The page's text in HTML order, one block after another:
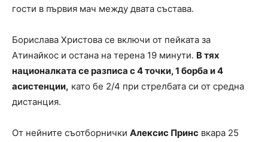
гости в първия мач между двата състава.
Борислава Христова се включи от пейката за
Атинайкос и остана на терена 19 минути. В тях
националката се разписа с 4 точки, 1 борба и 4
асистенции, като бе 2/4 при стрелбата си от средна
дистанция.
От нейните съотборнички Алексис Принс вкара 25